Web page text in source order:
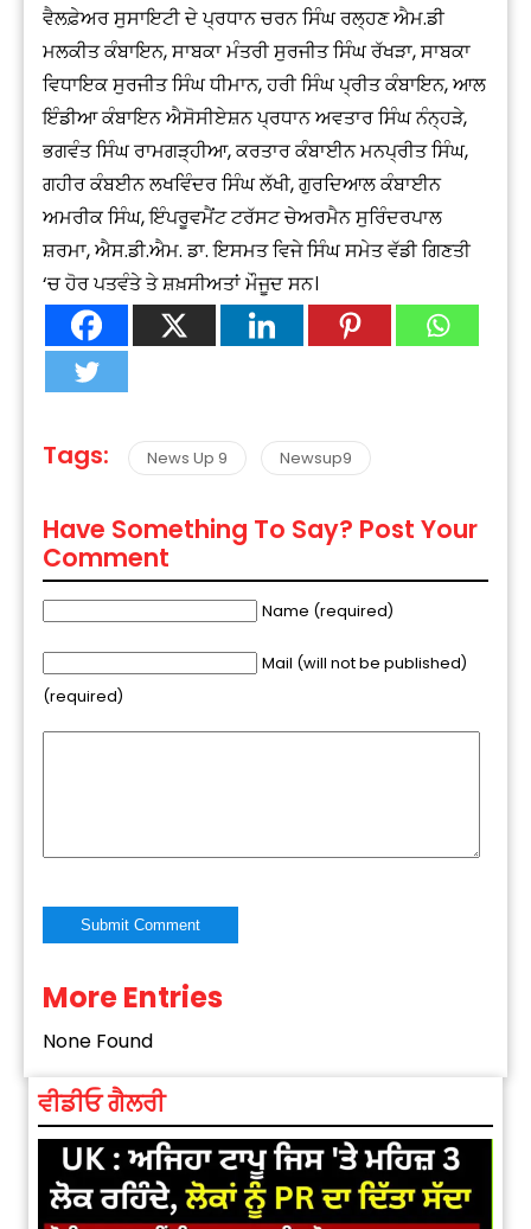
ਵੈਲਫ਼ੇਅਰ ਸੁਸਾਇਟੀ ਦੇ ਪ੍ਰਧਾਨ ਚਰਨ ਸਿੰਘ ਰਲ੍ਹਣ ਐਮ.ਡੀ
ਮਲਕੀਤ ਕੰਬਾਇਨ, ਸਾਬਕਾ ਮੰਤਰੀ ਸੁਰਜੀਤ ਸਿੰਘ ਰੱਖੜਾ, ਸਾਬਕਾ
ਵਿਧਾਇਕ ਸੁਰਜੀਤ ਸਿੰਘ ਧੀਮਾਨ, ਹਰੀ ਸਿੰਘ ਪ੍ਰੀਤ ਕੰਬਾਇਨ, ਆਲ
ਇੰਡੀਆ ਕੰਬਾਇਨ ਐਸੋਸੀਏਸ਼ਨ ਪ੍ਰਧਾਨ ਅਵਤਾਰ ਸਿੰਘ ਨੰਨ੍ਹੜੇ,
ਭਗਵੰਤ ਸਿੰਘ ਰਾਮਗੜ੍ਹੀਆ, ਕਰਤਾਰ ਕੰਬਾਈਨ ਮਨਪ੍ਰੀਤ ਸਿੰਘ,
ਗਹੀਰ ਕੰਬਈਨ ਲਖਵਿੰਦਰ ਸਿੰਘ ਲੱਖੀ, ਗੁਰਦਿਆਲ ਕੰਬਾਈਨ
ਅਮਰੀਕ ਸਿੰਘ, ਇੰਪਰੂਵਮੈਂਟ ਟਰੱਸਟ ਚੇਅਰਮੈਨ ਸੁਰਿੰਦਰਪਾਲ
ਸ਼ਰਮਾ, ਐਸ.ਡੀ.ਐਮ. ਡਾ. ਇਸਮਤ ਵਿਜੇ ਸਿੰਘ ਸਮੇਤ ਵੱਡੀ ਗਿਣਤੀ
‘ਚ ਹੋਰ ਪਤਵੰਤੇ ਤੇ ਸ਼ਖ਼ਸੀਅਤਾਂ ਮੌਜੂਦ ਸਨ।
Tags: News Up 9 Newsup9
Have Something To Say? Post Your
Comment
Name (required)
Mail (will not be published)
(required)
Alternative:
More Entries
None Found
ਵੀਡੀਓ ਗੈਲਰੀ